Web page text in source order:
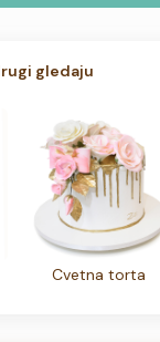
gledaju
Cvetna torta